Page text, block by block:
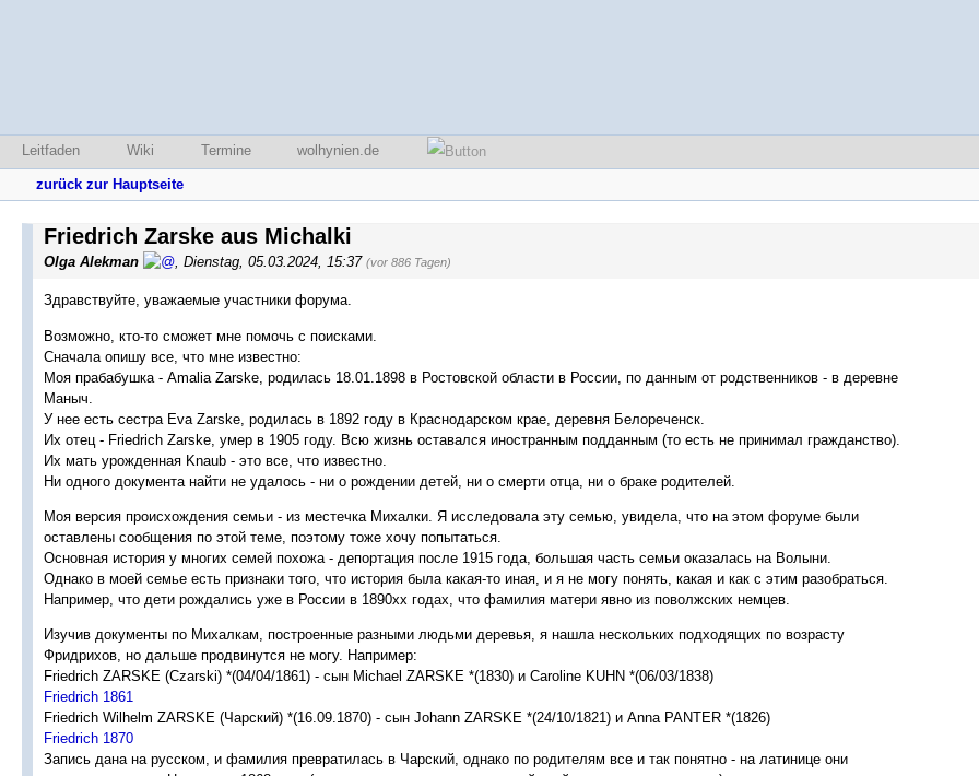
Leitfaden Wiki Termine wolhynien.de
zurück zur Hauptseite
Friedrich Zarske aus Michalki
Olga Alekman , Dienstag, 05.03.2024, 15:37 (vor 886 Tagen)
Здравствуйте, уважаемые участники форума.
Возможно, кто-то сможет мне помочь с поисками.
Сначала опишу все, что мне известно:
Моя прабабушка - Amalia Zarske, родилась 18.01.1898 в Ростовской области в России, по данным от родственников - в деревне
Маныч.
У нее есть сестра Eva Zarske, родилась в 1892 году в Краснодарском крае, деревня Белореченск.
Их отец - Friedrich Zarske, умер в 1905 году. Всю жизнь оставался иностранным подданным (то есть не принимал гражданство).
Их мать урожденная Knaub - это все, что известно.
Ни одного документа найти не удалось - ни о рождении детей, ни о смерти отца, ни о браке родителей.
Моя версия происхождения семьи - из местечка Михалки. Я исследовала эту семью, увидела, что на этом форуме были
оставлены сообщения по этой теме, поэтому тоже хочу попытаться.
Основная история у многих семей похожа - депортация после 1915 года, большая часть семьи оказалась на Волыни.
Однако в моей семье есть признаки того, что история была какая-то иная, и я не могу понять, какая и как с этим разобраться.
Например, что дети рождались уже в России в 1890хх годах, что фамилия матери явно из поволжских немцев.
Изучив документы по Михалкам, построенные разными людьми деревья, я нашла нескольких подходящих по возрасту
Фридрихов, но дальше продвинутся не могу. Например:
Friedrich ZARSKE (Czarski) *(04/04/1861) - сын Michael ZARSKE *(1830) и Caroline KUHN *(06/03/1838)
Friedrich 1861
Friedrich Wilhelm ZARSKE (Чарский) *(16.09.1870) - сын Johann ZARSKE *(24/10/1821) и Anna PANTER *(1826)
Friedrich 1870
Запись дана на русском, и фамилия превратилась в Чарский, однако по родителям все и так понятно - на латинице они